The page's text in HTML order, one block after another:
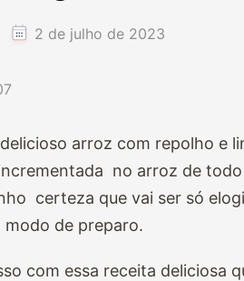
2 de julho de 2023
arroz com repolho e
no arroz de
certeza que vai ser só
modo de preparo.
com essa receita deliciosa